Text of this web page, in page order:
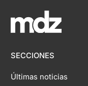
SECCIONES
Últimas noticias